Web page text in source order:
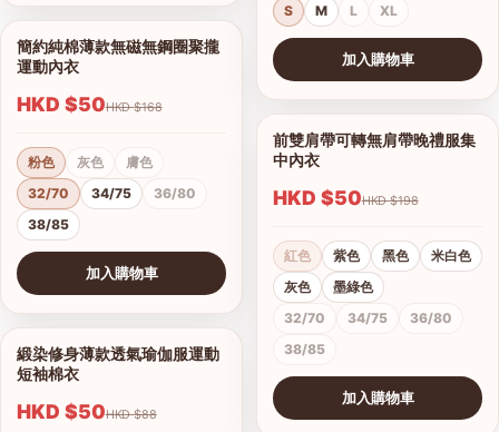
1/7
簡約純棉薄款無磁無鋼圈聚攏
運動內衣
HKD $50 HKD $168
粉色 灰色
膚色
32/70
34/75
36/80
38/85
加入購物車
1/17
查看圖片
緞染修身薄款透氣瑜伽服運動
短袖棉衣
HKD $50 HKD $88
S
M L XL
加入購物車
1/15
查看圖片
前雙肩帶可轉無肩帶晚禮服集
中內衣
HKD $50 HKD $198
紅色 紫色 黑色
米白色
灰色
墨綠色
32/70
34/75
36/80
38/85
加入購物車
查看圖片